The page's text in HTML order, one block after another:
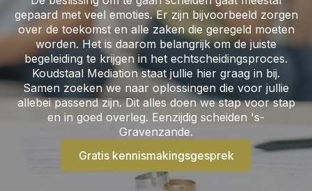
gepaard met veel emoties. Er zijn bijvoorbeeld zorgen
over de toekomst en alle zaken die geregeld moeten
worden. Het is daarom belangrijk om de juiste
begeleiding te krijgen in het echtscheidingsproces.
Koudstaal Mediation staat jullie hier graag in bij.
Samen zoeken we naar oplossingen die voor jullie
allebei passend zijn. Dit alles doen we stap voor stap
en in goed overleg. Eenzijdig scheiden 's-
Gravenzande.
Gratis kennismakingsgesprek